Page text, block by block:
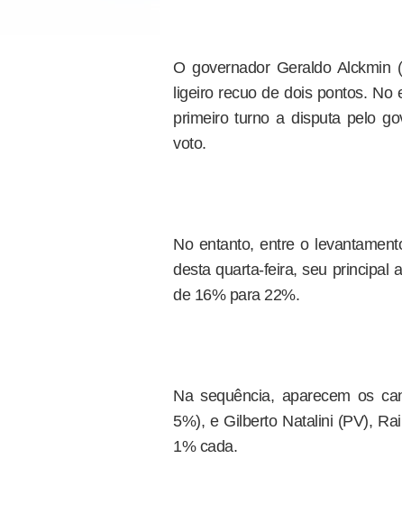
O governador Geraldo Alckmin
ligeiro recuo de dois pontos.
primeiro turno a disputa pelo
voto.
No entanto, entre o
desta quarta-feira, seu principal
de 16% para 22%.
Na sequência, aparecem os
5%), e Gilberto Natalini (PV),
1% cada.